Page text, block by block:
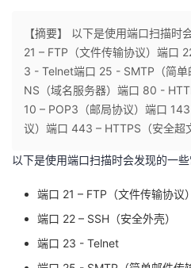
个
人
我
发
者
【摘要】 以下是使用端口扫描时
21 – FTP（文件传输协议）端口
3 - Telnet端口 25 - SMTP（简
NS（域名服务器）端口 80 -
10 – POP3（邮局协议）端口
议）端口 443 – HTTPS（安全超
以下是使用端口扫描时会发现的一些
端口 21 – FTP（文件传输协议）
端口 22 – SSH（安全外壳）
端口 23 - Telnet